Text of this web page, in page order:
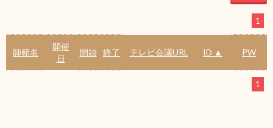
1
師範名
開催
日
開始 終了 テレビ会議URL ID ▲ PW
1